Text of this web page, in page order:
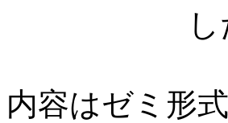
内容はゼミ形